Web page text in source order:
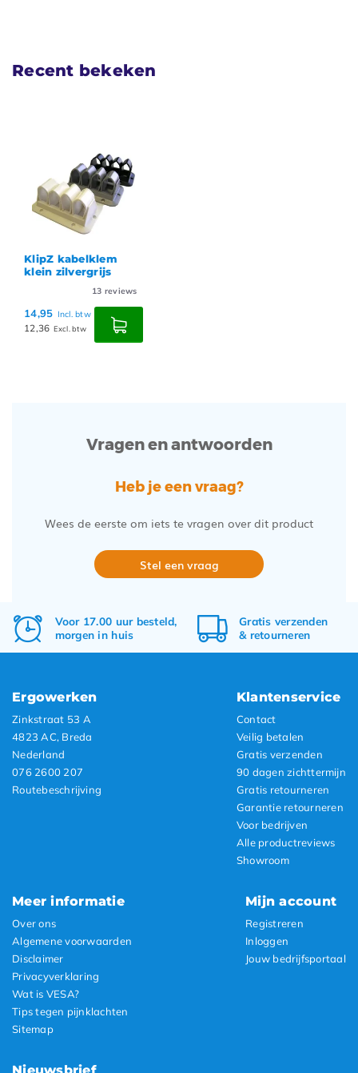
Recent bekeken
KlipZ kabelklem
klein zilvergrijs
13 reviews
14,95 Incl. btw
12,36 Excl. btw
Vragen en antwoorden
Heb je een vraag?
Wees de eerste om iets te vragen over dit product
Stel een vraag
Voor 17.00 uur besteld,
morgen in huis
Gratis verzenden
& retourneren
Ergowerken
Zinkstraat 53 A
4823 AC, Breda
Nederland
076 2600 207
Routebeschrijving
Klantenservice
Contact
Veilig betalen
Gratis verzenden
90 dagen zichttermijn
Gratis retourneren
Garantie retourneren
Voor bedrijven
Alle productreviews
Showroom
Meer informatie
Over ons
Algemene voorwaarden
Disclaimer
Privacyverklaring
Wat is VESA?
Tips tegen pijnklachten
Sitemap
Mijn account
Registreren
Inloggen
Jouw bedrijfsportaal